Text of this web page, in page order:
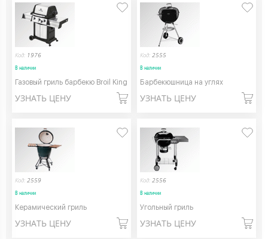
Код: 1976
В наличии
Газовый гриль барбекю Broil King
УЗНАТЬ ЦЕНУ
Код: 2555
В наличии
Барбекюшница на углях
УЗНАТЬ ЦЕНУ
Код: 2559
В наличии
Керамический гриль
УЗНАТЬ ЦЕНУ
Код: 2556
В наличии
Угольный гриль
УЗНАТЬ ЦЕНУ